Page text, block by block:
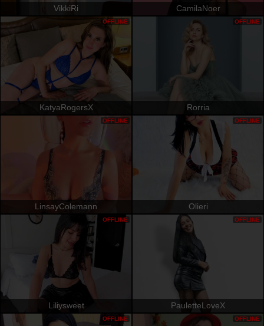
VikkiRi CamilaNoer
KatyaRogersX
OFFLINE
Rorria
OFFLINE
LinsayColemann
OFFLINE
Olieri
OFFLINE
Liliysweet
OFFLINE
PauletteLoveX
OFFLINE
OFFLINE OFFLINE